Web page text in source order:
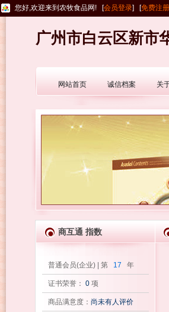
您好,欢迎来到农牧食品网! [会员登录] [免费注册
广州市白云区新市
网站首页 诚信档案 关
商互通 指数
普通会员(企业) | 第 17 年
证书荣誉： 0项
商品满意度： 尚未有人评价